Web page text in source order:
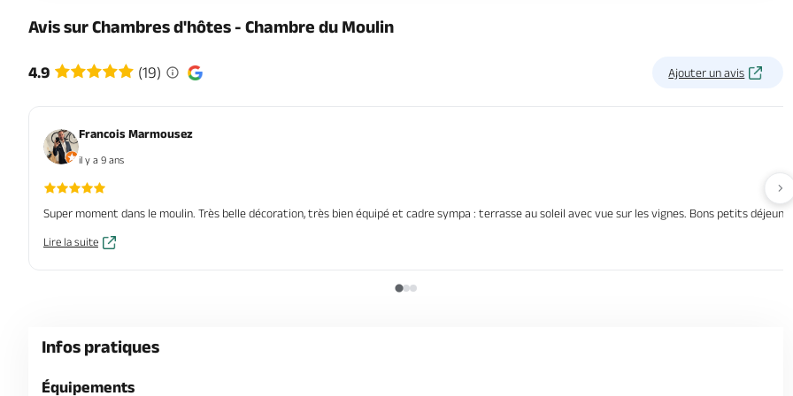
Avis sur Chambres d'hôtes - Chambre du Moulin
4.9 (19) Ajouter un avis
Francois Marmousez
il y a 9 ans
Super moment dans le moulin. Très belle décoration, très bien équipé et cadre sympa : terrasse au soleil avec vue sur les vignes. Bons petits
Lire la suite
Infos pratiques
Équipements